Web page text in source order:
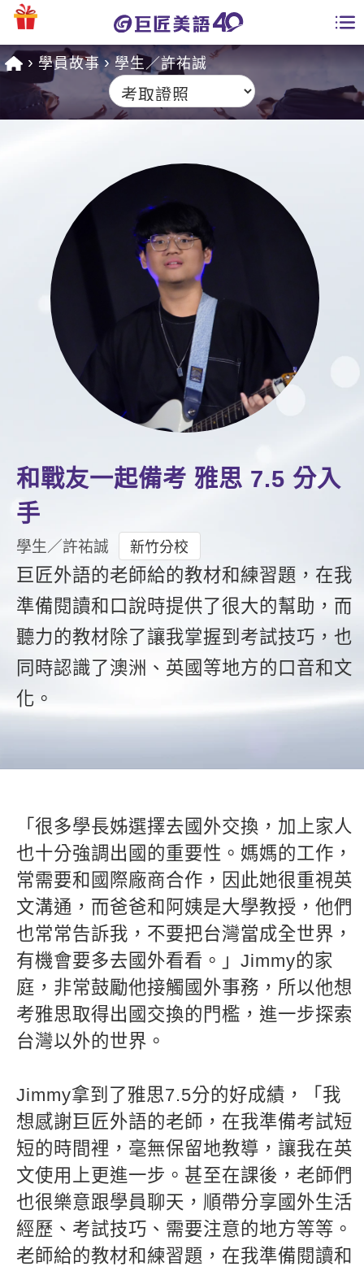
課程總覽
英文課程總表
英文會話
商用英文
英文檢定
TOEIC 多益課程
IELTS 雅思課程
GEPT 全民英檢課程
能力養成
自然發音
英文聽力養成
開口溜英文
基礎字彙
情境閱讀
英文文法技巧
英文寫作
TED Talks
特色課程
英語俱樂部
Let's Talk
日語
西班牙語
外語即時通
兒童美語
更多
企業訓練
點讀筆教材
數位學習教材
免費資源
英文部落格
多益秒學堂
影音學英文
英文能力測驗
師資團隊
學習分享
學員故事
活動花絮
學員專區
Recruiting
學員故事 學生／許祐誠
和戰友一起備考 雅思 7.5 分入
手
學生／許祐誠 新竹分校
巨匠外語的老師給的教材和練習題，在我
準備閱讀和口說時提供了很大的幫助，而
聽力的教材除了讓我掌握到考試技巧，也
同時認識了澳洲、英國等地方的口音和文
化。
「很多學長姊選擇去國外交換，加上家人
也十分強調出國的重要性。媽媽的工作，
常需要和國際廠商合作，因此她很重視英
文溝通，而爸爸和阿姨是大學教授，他們
也常常告訴我，不要把台灣當成全世界，
有機會要多去國外看看。」Jimmy的家
庭，非常鼓勵他接觸國外事務，所以他想
考雅思取得出國交換的門檻，進一步探索
台灣以外的世界。
Jimmy拿到了雅思7.5分的好成績，「我
想感謝巨匠外語的老師，在我準備考試短
短的時間裡，毫無保留地教導，讓我在英
文使用上更進一步。甚至在課後，老師們
也很樂意跟學員聊天，順帶分享國外生活
經歷、考試技巧、需要注意的地方等等。
老師給的教材和練習題，在我準備閱讀和